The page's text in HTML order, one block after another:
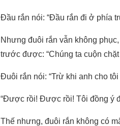
Đầu rắn nói: “Đầu rắn đi ở phía
Nhưng đuôi rắn vẫn không
trước được: “Chúng ta cuộn
Đuôi rắn nói: “Trừ khi anh cho
“Được rồi! Được rồi! Tôi đồng ý
Thế nhưng, đuôi rắn không có